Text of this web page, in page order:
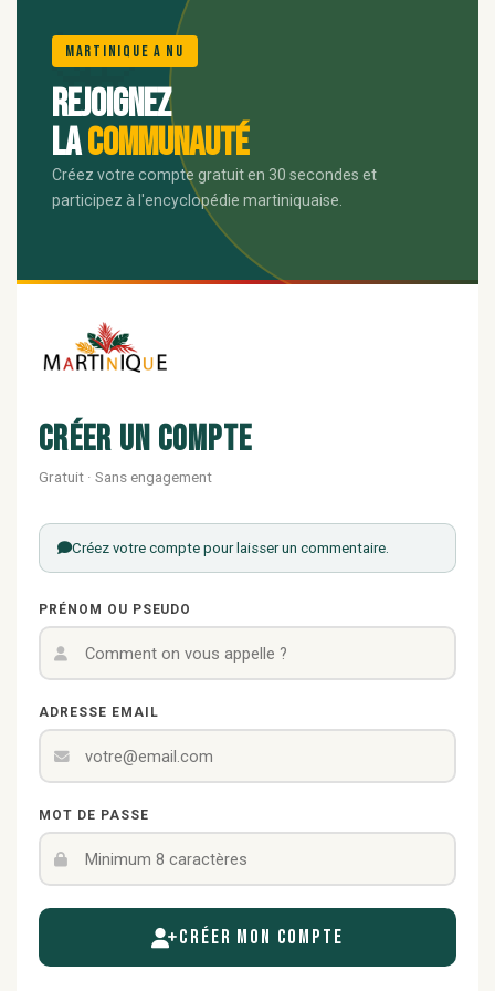
🌺
Martinique A Nu
Rejoignez
lacommunauté
Créez votre compte gratuit en 30 secondes et
participez à l'encyclopédie martiniquaise.
Créer un compte
Gratuit · Sans engagement
Créez votre compte pour laisser un commentaire.
PRÉNOM OU PSEUDO
ADRESSE EMAIL
MOT DE PASSE
Créer mon compte